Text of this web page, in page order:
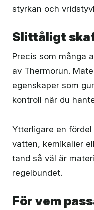
styrkan och
Slittåligt
Precis som många
av Thermorun.
egenskaper som
kontroll när du
Ytterligare en
vatten, kemikalier
tand så väl är
regelbundet.
För vem